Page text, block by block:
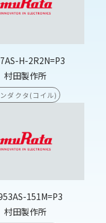
H-2R2N=P3
村田製作所
ダクタ(コイル)
151M=P3
村田製作所